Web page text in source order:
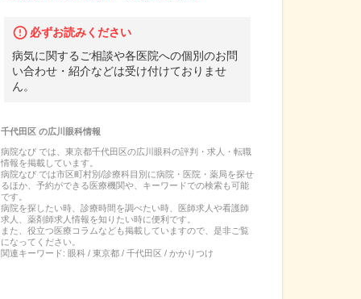
必ずお読みください
病気に関するご相談や各医院への個別のお問
い合わせ・紹介などは受け付けておりませ
ん。
千代田区の広川眼科情報
病院なび では、 東京都千代田区の広川眼科の評判・求人・転職
情報を掲載しています。
病院なび では市区町村別/診療科目別に病院・医院・薬局を探せ
るほか、予約ができる医療機関や、キーワードでの検索も可能
です。
病院を探したい時、診療時間を調べたい時、医師求人や看護師
求人、薬剤師求人情報を知りたい時に便利です。
また、役立つ医療コラムなども掲載していますので、是非ご覧
になってください。
関連キーワード: 眼科 / 東京都 / 千代田区 / かかりつけ